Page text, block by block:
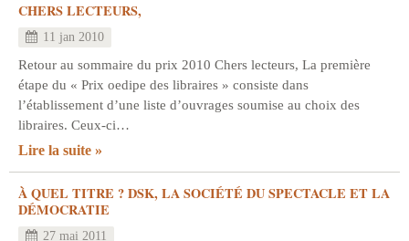
CHERS LECTEURS,
11 jan 2010
Retour au sommaire du prix 2010 Chers lecteurs, La première
étape du « Prix oedipe des libraires » consiste dans
l’établissement d’une liste d’ouvrages soumise au choix des
libraires. Ceux-ci…
Lire la suite
À QUEL TITRE ? DSK, LA SOCIÉTÉ DU SPECTACLE ET LA
DÉMOCRATIE
27 mai 2011